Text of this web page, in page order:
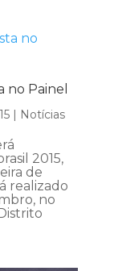
no Painel
| Notícias
2015,
de
realizado
no